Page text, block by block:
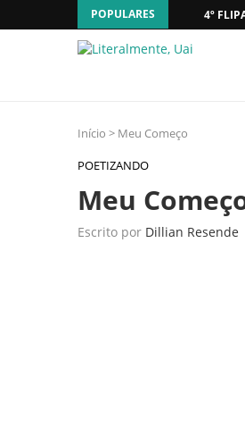
POPULARES 4º
Início > Meu Começo
POETIZANDO
Meu
Escrito por Dillian Resende